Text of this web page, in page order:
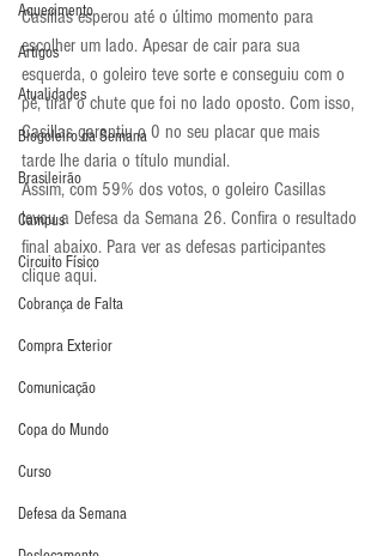
Aquecimento
Artigos
Atualidades
Blogoleiro da Semana
Brasileirão
Campus
Circuito Físico
Cobrança de Falta
Compra Exterior
Comunicação
Copa do Mundo
Curso
Defesa da Semana
Casillas esperou até o último momento para
escolher um lado. Apesar de cair para sua
esquerda, o goleiro teve sorte e conseguiu com o
pé, tirar o chute que foi no lado oposto. Com isso,
Casillas garantiu o 0 no seu placar que mais
tarde lhe daria o título mundial.
Assim, com 59% dos votos, o goleiro Casillas
levou a Defesa da Semana 26. Confira o resultado
final abaixo. Para ver as defesas participantes
clique aqui.